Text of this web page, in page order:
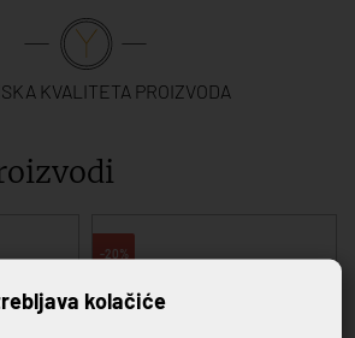
KVALITETA PROIZVODA
-20%
kolačiće